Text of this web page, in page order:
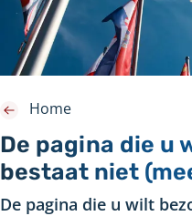
De pagina die u
bestaat niet
Home
De pagina die u wilt